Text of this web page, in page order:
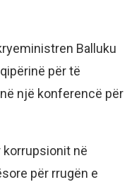
Balluku
për të
një konferencë për
në
për rrugën e